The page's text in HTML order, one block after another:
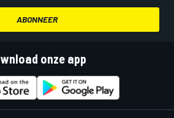
ABONNEER
onze app